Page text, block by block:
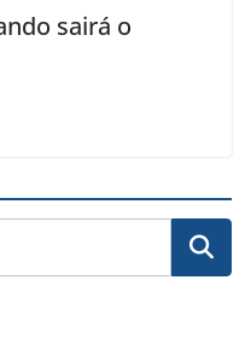
sairá o